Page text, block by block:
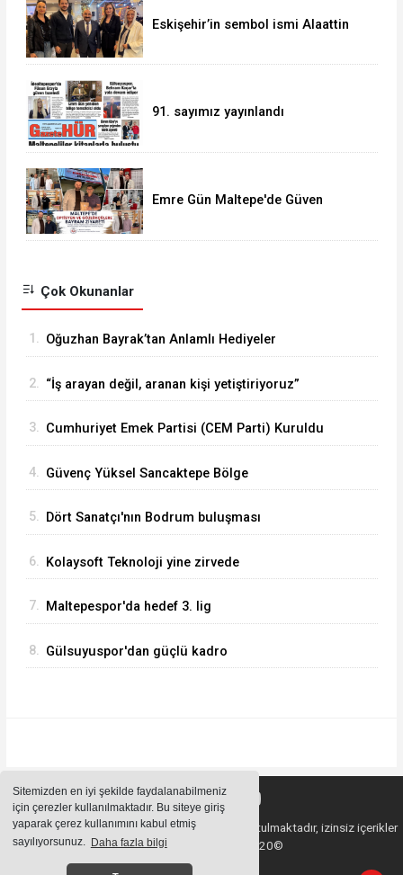
Sitemizden en iyi şekilde faydalanabilmeniz
için çerezler kullanılmaktadır. Bu siteye giriş
yaparak çerez kullanımını kabul etmiş
sayılıyorsunuz. Daha fazla bilgi
Eskişehir’in sembol ismi Alaattin
91. sayımız yayınlandı
Emre Gün Maltepe'de Güven
Çok Okunanlar
1. Oğuzhan Bayrak’tan Anlamlı Hediyeler
2. “İş arayan değil, aranan kişi yetiştiriyoruz”
3. Cumhuriyet Emek Partisi (CEM Parti) Kuruldu
4. Güvenç Yüksel Sancaktepe Bölge
5. Dört Sanatçı'nın Bodrum buluşması
6. Kolaysoft Teknoloji yine zirvede
7. Maltepespor'da hedef 3. lig
8. Gülsuyuspor'dan güçlü kadro
Sitemizde bulunan içeriklerin tüm hakları saklı tutulmaktadır, izinsiz içerikler
kullanılamaz. Copyright 2020©